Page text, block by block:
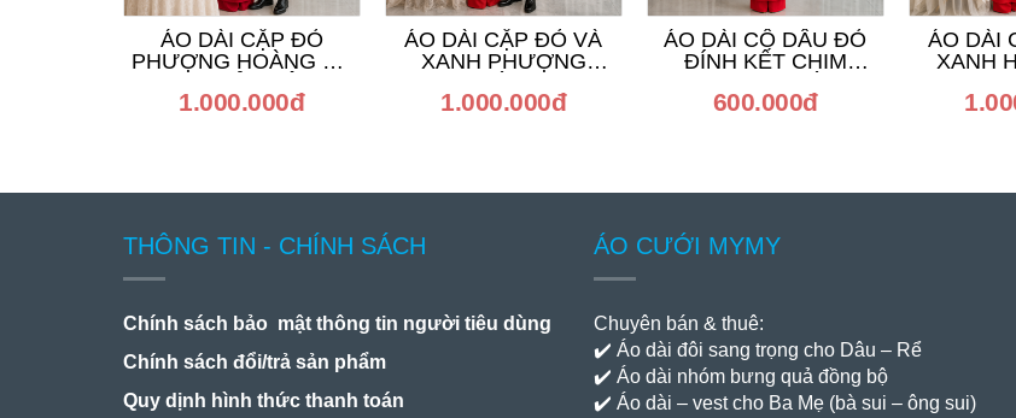
ÁO DÀI CẶP ĐỎ
PHƯỢNG HOÀNG VÀ
1.000.000đ
ÁO DÀI CẶP ĐỎ VÀ
XANH PHƯỢNG
1.000.000đ
ÁO DÀI CÔ DÂU ĐỎ
ĐÍNH KẾT CHIM
600.000đ
ÁO DÀI
XANH
THÔNG TIN - CHÍNH SÁCH
Chính sách bảo mật thông tin người tiêu dùng
Chính sách đổi/trả sản phẩm
Quy dịnh hình thức thanh toán
ÁO CƯỚI MYMY
Chuyên bán & thuê:
✔️ Áo dài đôi sang trọng cho Dâu – Rể
✔️ Áo dài nhóm bưng quả đồng bộ
✔️ Áo dài – vest cho Ba Mẹ (bà sui – ông sui)